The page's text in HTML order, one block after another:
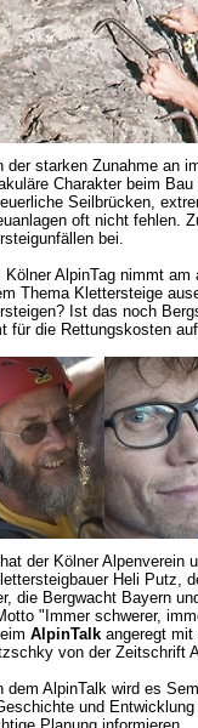
der starken Zunahme an
Charakter beim
Seilbrücken,
oft nicht fehlen.
bei.
Kölner AlpinTag nimmt
Thema Klettersteige
Ist das noch
für die Rettungskosten
der Kölner Alpenverein
Heli Putz,
die Bergwacht Bayern
"Immer schwerer,
AlpinTalkangeregt mit
von der Zeitschrift
dem AlpinTalk wird es
und